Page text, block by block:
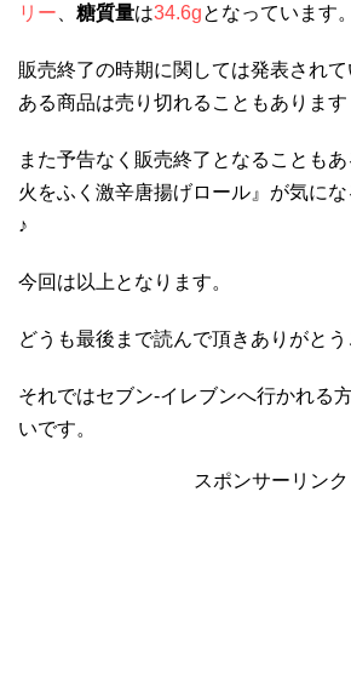
リー
糖質量は34.6gとなっています。
販売終了の時期に関しては発表され
ある商品は売り切れることもあります
また予告なく販売終了となることも
火をふく激辛唐揚げロール』が気に
♪
今回は以上となります。
どうも最後まで読んで頂きありがとう
それではセブン-イレブンへ行かれる
いです。
スポンサーリンク